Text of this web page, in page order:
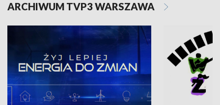
ARCHIWUM TVP3 WARSZAWA